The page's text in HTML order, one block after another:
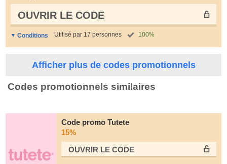
OUVRIR LE СODE
Conditions Utilisé par 17 personnes 100%
Afficher plus de codes promotionnels
Codes promotionnels similaires
Code promo Tutete
15%
OUVRIR LE СODE